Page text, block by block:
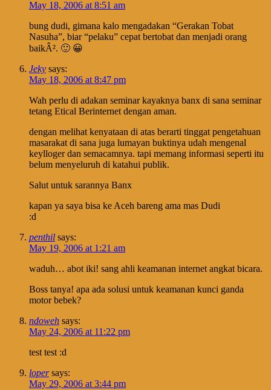
May 18, 2006 at 8:51 am
bung dudi, gimana kalo mengadakan “Gerakan Tobat
Nasuha”, biar “pelaku” cepat bertobat dan menjadi orang
baikÂ². 🙂 😀
Jeky says:
May 18, 2006 at 8:47 pm
Wah perlu di adakan seminar kayaknya banx di sana seminar
tetang Etical Berinternet dengan aman.
dengan melihat kenyataan di atas berarti tinggat pengetahuan
masarakat di sana juga lumayan buktinya udah mengenal
keylloger dan semacamnya. tapi memang informasi seperti itu
belum menyeluruh di katahui publik.
Salut untuk sarannya Banx
kapan ya saya bisa ke Aceh bareng ama mas Dudi
:d
penthil says:
May 19, 2006 at 1:21 am
waduh… abot iki! sang ahli keamanan internet angkat bicara.
Boss tanya! apa ada solusi untuk keamanan kunci ganda
motor bebek?
ndoweh says:
May 24, 2006 at 11:22 pm
test test :d
loper says:
May 29, 2006 at 3:44 pm